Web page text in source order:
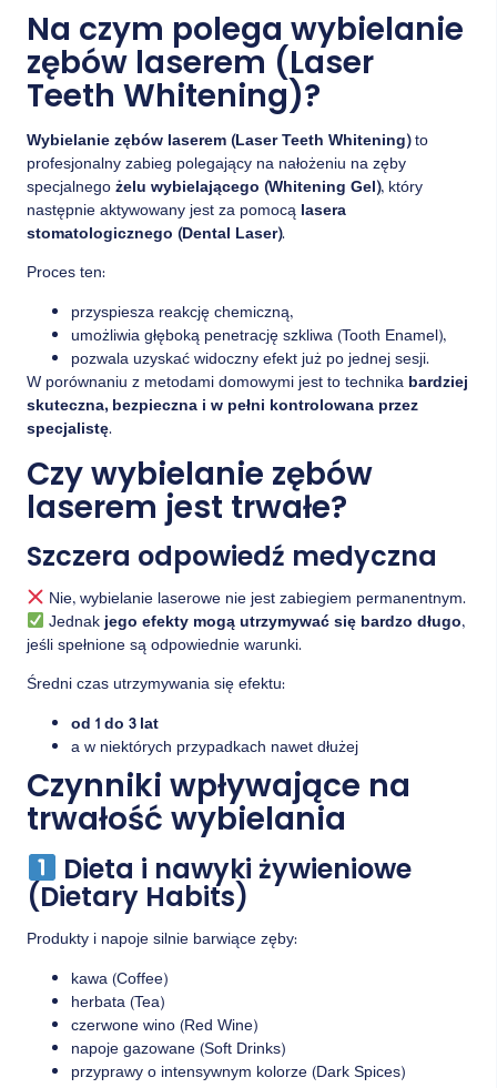
Na czym polega wybielanie
zębów laserem (Laser
Teeth Whitening)?
Wybielanie zębów laserem (Laser Teeth Whitening)to
profesjonalny zabieg polegający na nałożeniu na zęby
specjalnegożelu wybielającego (Whitening Gel), który
następnie aktywowany jest za pomocą lasera
stomatologicznego (Dental Laser).
Proces ten:
przyspiesza reakcję chemiczną,
umożliwia głęboką penetrację szkliwa (Tooth Enamel),
pozwala uzyskać widoczny efekt już po jednej sesji.
W porównaniu z metodami domowymi jest to technika bardziej
skuteczna, bezpieczna i w pełni kontrolowana przez
specjalistę.
Czy wybielanie zębów
laserem jest trwałe?
Szczera odpowiedź medyczna
Nie, wybielanie laserowe nie jest zabiegiem permanentnym.
Jednakjego efekty mogą utrzymywać się bardzo długo,
jeśli spełnione są odpowiednie warunki.
Średni czas utrzymywania się efektu:
od 1 do 3 lat
a w niektórych przypadkach nawet dłużej
Czynniki wpływające na
trwałość wybielania
Dieta i nawyki żywieniowe
(Dietary Habits)
Produkty i napoje silnie barwiące zęby:
kawa (Coffee)
herbata (Tea)
czerwone wino (Red Wine)
napoje gazowane (Soft Drinks)
przyprawy o intensywnym kolorze (Dark Spices)